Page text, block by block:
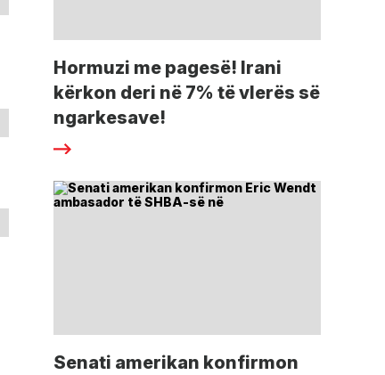
Hormuzi me pagesë! Irani
kërkon deri në 7% të vlerës së
ngarkesave!
Senati amerikan konfirmon